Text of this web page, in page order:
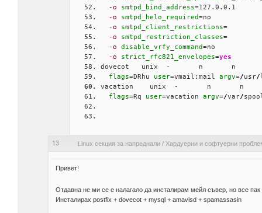
-o
smtpd_bind_address=127.0.0.1
-o
smtpd_helo_required=no
-o
smtpd_client_restrictions=
-o
smtpd_restriction_classes=
-o
disable_vrfy_command=no
-o
strict_rfc821_envelopes=yes
dovecot   unix  -       n       n
flags=DRhu user=vmail:mail argv=/usr/
vacation    unix  -       n       n
flags=Rq user=vacation argv=/var/
13 Linux секция за напреднали / Хардуерни и софтуерни
Привет!
Отдавна не ми се е налагало да инсталирам мейл съвер, но все
Инсталирах postfix + dovecot + mysql + amavisd + spamassasin